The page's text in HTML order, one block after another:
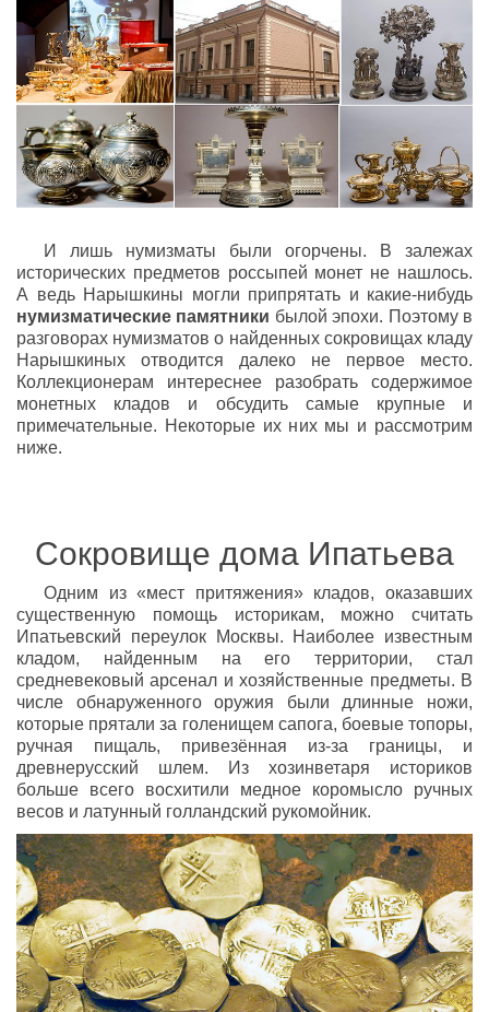
И лишь нумизматы были огорчены. В залежах
исторических предметов россыпей монет не нашлось.
А ведь Нарышкины могли припрятать и какие-нибудь
нумизматические памятники былой эпохи. Поэтому в
разговорах нумизматов о найденных сокровищах кладу
Нарышкиных отводится далеко не первое место.
Коллекционерам интереснее разобрать содержимое
монетных кладов и обсудить самые крупные и
примечательные. Некоторые их них мы и рассмотрим
ниже.
Сокровище дома Ипатьева
Одним из «мест притяжения» кладов, оказавших
существенную помощь историкам, можно считать
Ипатьевский переулок Москвы. Наиболее известным
кладом, найденным на его территории, стал
средневековый арсенал и хозяйственные предметы. В
числе обнаруженного оружия были длинные ножи,
которые прятали за голенищем сапога, боевые топоры,
ручная пищаль, привезённая из-за границы, и
древнерусский шлем. Из хозинветаря историков
больше всего восхитили медное коромысло ручных
весов и латунный голландский рукомойник.